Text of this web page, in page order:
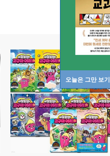
오늘은 그만 보기